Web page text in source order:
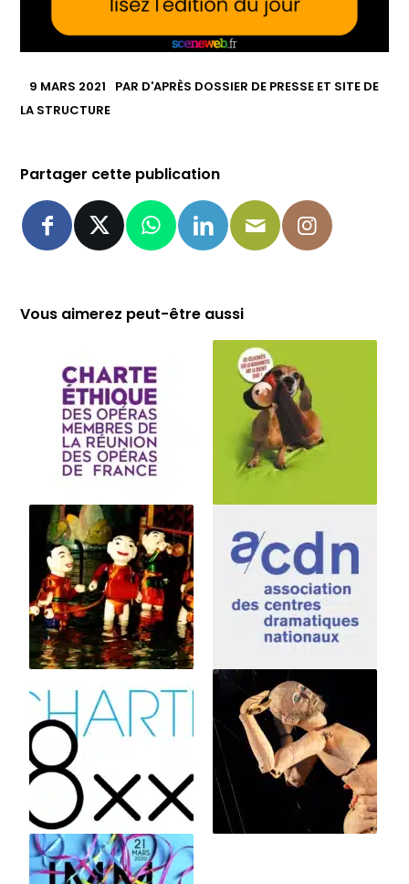
9 MARS 2021 PAR D'APRÈS DOSSIER DE PRESSE ET SITE DE
LA STRUCTURE
Partager cette publication
Vous aimerez peut-être aussi